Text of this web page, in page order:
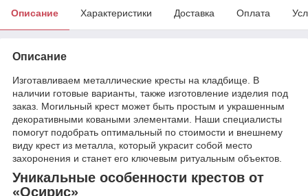
Описание Характеристики Доставка Оплата
Описание
Изготавливаем металлические кресты на кладбище. В
наличии готовые варианты, также изготовление изделия под
заказ. Могильный крест может быть простым и украшенным
декоративными коваными элементами. Наши специалисты
помогут подобрать оптимальный по стоимости и внешнему
виду крест из металла, который украсит собой место
захоронения и станет его ключевым ритуальным объектов.
Уникальные особенности крестов от
«Осирис»